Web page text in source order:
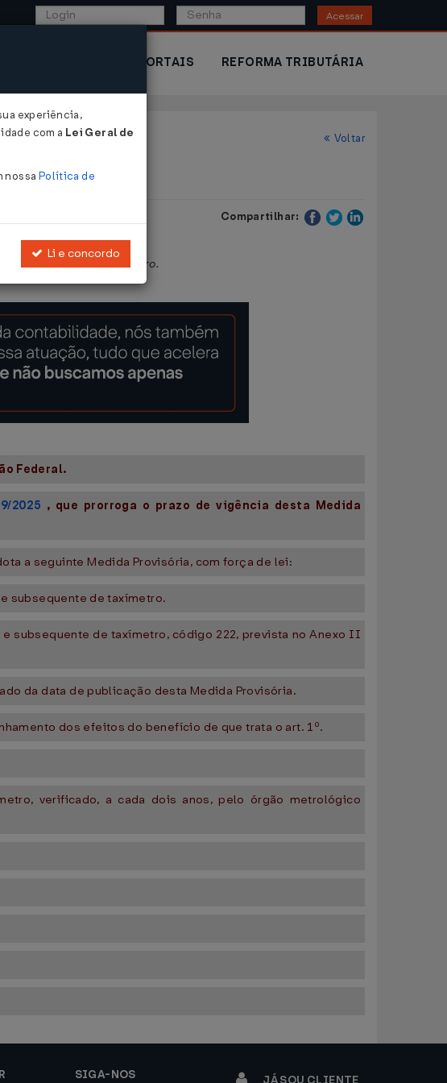
Acessar
EXTERIOR PORTAIS REFORMA TRIBUTÁRIA
Voltar
Compartilhar:
subsequente de taxímetro.
Federal.
2025 , que prorroga o prazo de vigência desta Medida
a seguinte Medida Provisória, com força de lei:
subsequente de taxímetro.
subsequente de taxímetro, código 222, prevista no Anexo II
da data de publicação desta Medida Provisória.
dos efeitos do benefício de que trata o art. 1º.
verificado, a cada dois anos, pelo órgão metrológico
SIGA-NOS JÁ SOU CLIENTE
experiência,
com a Lei Geral de
nossa Política de
Li e concordo